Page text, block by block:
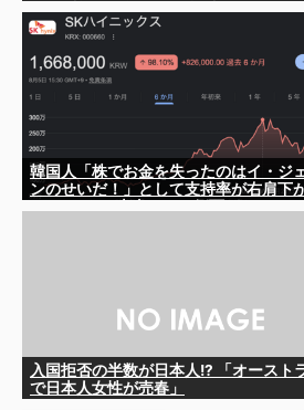
韓国人「株でお金を失ったのはイ・ジ
ンのせいだ！」として支持率が右肩下
入国拒否の半数が日本人!? 「オースト
で日本人女性が売春」